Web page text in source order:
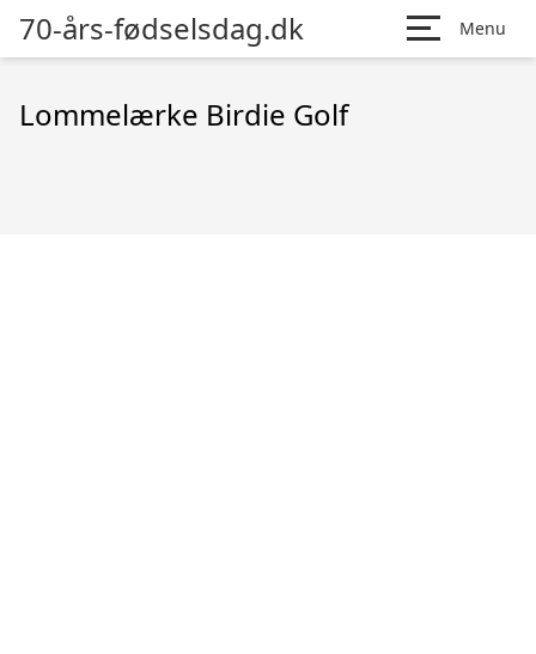
70-års-fødselsdag.dk Menu
Lommelærke Birdie Golf